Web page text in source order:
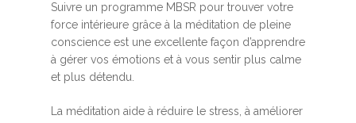
Suivre un programme MBSR pour trouver votre
force intérieure grâce à la méditation de pleine
conscience est une excellente façon d’apprendre
à gérer vos émotions et à vous sentir plus calme
et plus détendu.
La méditation aide à réduire le stress, à améliorer